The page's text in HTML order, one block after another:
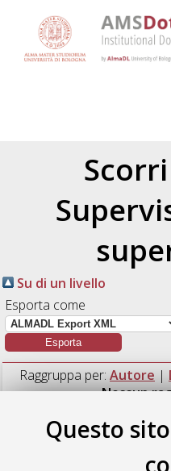
Questo
Su di un livello
Esporta come
Raggruppa per: Autore |
Nessun
Numero di documenti:1.
Clementini, Daniela Angela